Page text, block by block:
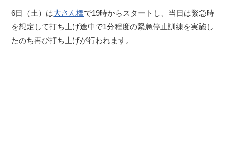
6日（土）は大さん橋で19時からスタートし、当日は緊急時
を想定して打ち上げ途中で1分程度の緊急停止訓練を実施し
たのち再び打ち上げが行われます。